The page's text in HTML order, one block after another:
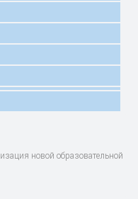
новой образовательной